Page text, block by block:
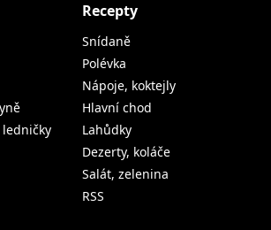
Recepty
Snídaně
Polévka
Nápoje, koktejly
Hlavní chod
Lahůdky
Dezerty, koláče
Salát, zelenina
RSS